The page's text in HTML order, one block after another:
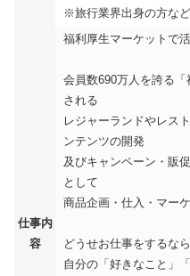
※旅行業界出身の方な
仕事内
容
福利厚生マーケットで
会員数690万人を誇る
される
レジャーランドやレス
ンテンツの開発
及びキャンペーン・販
として
商品企画・仕入・マー
どうせお仕事をするな
自分の「好きなこと」